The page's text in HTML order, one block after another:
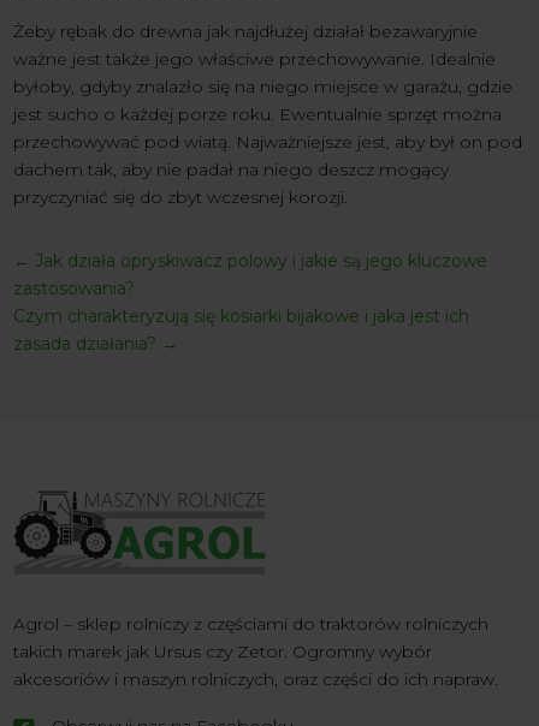
Żeby rębak do drewna jak najdłużej działał bezawaryjnie
ważne jest także jego właściwe przechowywanie. Idealnie
byłoby, gdyby znalazło się na niego miejsce w garażu, gdzie
jest sucho o każdej porze roku. Ewentualnie sprzęt można
przechowywać pod wiatą. Najważniejsze jest, aby był on pod
dachem tak, aby nie padał na niego deszcz mogący
przyczyniać się do zbyt wczesnej korozji.
←Jak działa opryskiwacz polowy i jakie są jego kluczowe
zastosowania?
Czym charakteryzują się kosiarki bijakowe i jaka jest ich
zasada działania? →
Agrol – sklep rolniczy z częściami do traktorów rolniczych
takich marek jak Ursus czy Zetor. Ogromny wybór
akcesoriów i maszyn rolniczych, oraz części do ich napraw.